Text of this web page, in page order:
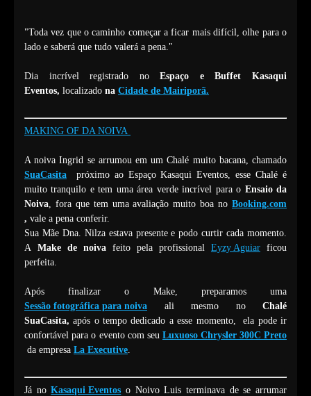
"Toda vez que o caminho começar a ficar mais difícil, olhe para o
lado e saberá que tudo valerá a pena."
Dia incrível registrado noEspaço e Buffet Kasaqui
Eventos, localizado na Cidade de Mairiporã.
MAKING OF DA NOIVA
A noiva Ingrid se arrumou em um Chalé muito bacana, chamado
SuaCasita
próximo ao Espaço Kasaqui Eventos, esse Chalé é
muito tranquilo e tem uma área verde incrível para o Ensaio da
Noiva, fora que tem uma avaliação muito boa no Booking.com
, vale a pena conferir.
Sua Mãe Dna. Nilza estava presente e podo curtir cada momento.
A Make de noiva feito pela profissional Eyzy Aguiar ficou
perfeita.
Após finalizar o Make, preparamos uma
Sessão fotográfica para noiva ali mesmo no Chalé
SuaCasita,após o tempo dedicado a esse momento, ela pode ir
confortável para o evento com seu Luxuoso Chrysler 300C Preto
da empresa La Executive.
Já noKasaqui Eventos o Noivo Luis terminava de se arrumar